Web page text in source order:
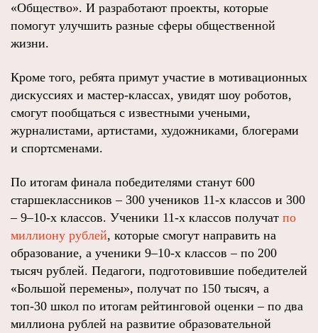
«Общество». И разработают проекты, которые
помогут улучшить разные сферы общественной
жизни.
Кроме того, ребята примут участие в мотивационных
дискуссиях и мастер-классах, увидят шоу роботов,
смогут пообщаться с известными учеными,
журналистами, артистами, художниками, блогерами
и спортсменами.
По итогам финала победителями станут 600
старшеклассников – 300 учеников 11-х классов и 300
– 9–10-х классов. Ученики 11-х классов получат по
миллиону рублей, которые смогут направить на
образование, а ученики 9–10-х классов – по 200
тысяч рублей. Педагоги, подготовившие победителей
«Большой перемены», получат по 150 тысяч, а
топ-30 школ по итогам рейтинговой оценки – по два
миллиона рублей на развитие образовательной